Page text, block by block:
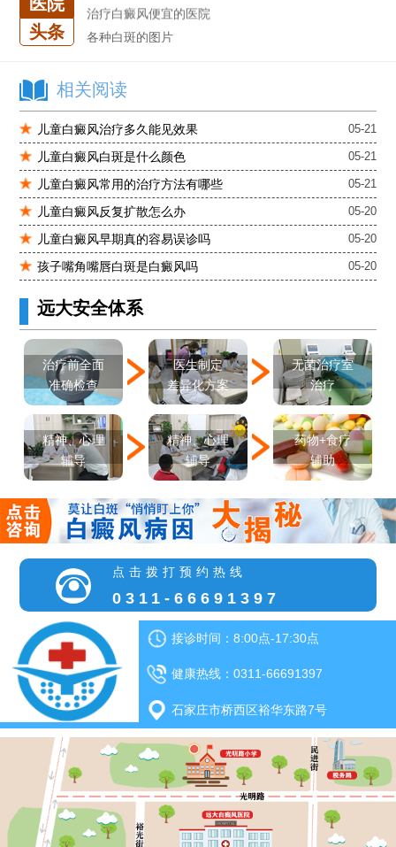
头条
各种白斑的图片
肚子上有几块白色斑块怎么治
相关阅读
儿童白癜风治疗多久能见效果 05-21
儿童白癜风白斑是什么颜色 05-21
儿童白癜风常用的治疗方法有哪些 05-21
儿童白癜风反复扩散怎么办 05-20
儿童白癜风早期真的容易误诊吗 05-20
孩子嘴角嘴唇白斑是白癜风吗 05-20
远大安全体系
治疗前全面
准确检查
医生制定
差异化方案
无菌治疗室
治疗
精神、心理
辅导
精神、心理
辅导
药物+食疗
辅助
点击拨打预约热线
0311-66691397
接诊时间：8:00点-17:30点
健康热线：0311-66691397
石家庄市桥西区裕华东路7号